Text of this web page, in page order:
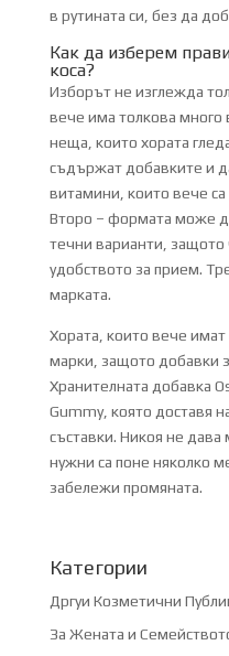
в рутината си, без да
Как да изберем
коса?
Изборът не изглежда
вече има толкова много
неща, които хората
съдържат добавките и
витамини, които вече са
Второ – формата може
течни варианти, защото
удобството за прием.
марката.
Хората, които вече
марки, защото добавки
Хранителната добавка
Gummy, която доставя
съставки. Никоя не дава
нужни са поне няколко
забележи промяната.
Категории
Дргуи Козметични
За Жената и